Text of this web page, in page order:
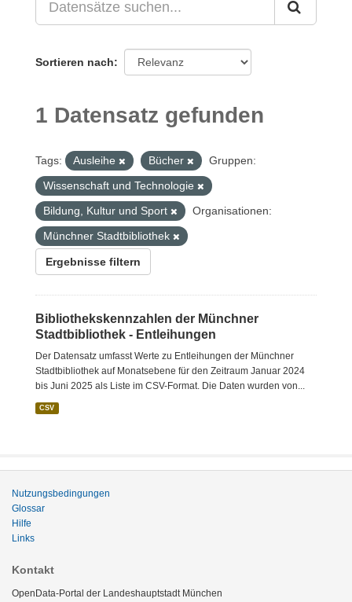
Sortieren nach
1 Datensatz gefunden
Tags: Ausleihe Bücher
Gruppen:
Wissenschaft und Technologie
Bildung, Kultur und Sport
Organisationen:
Münchner Stadtbibliothek
Ergebnisse filtern
Bibliothekskennzahlen der Münchner
Stadtbibliothek - Entleihungen
Der Datensatz umfasst Werte zu Entleihungen der Münchner
Stadtbibliothek auf Monatsebene für den Zeitraum Januar 2024
bis Juni 2025 als Liste im CSV-Format. Die Daten wurden von...
CSV
Nutzungsbedingungen
Glossar
Hilfe
Links
Kontakt
OpenData-Portal der Landeshauptstadt München